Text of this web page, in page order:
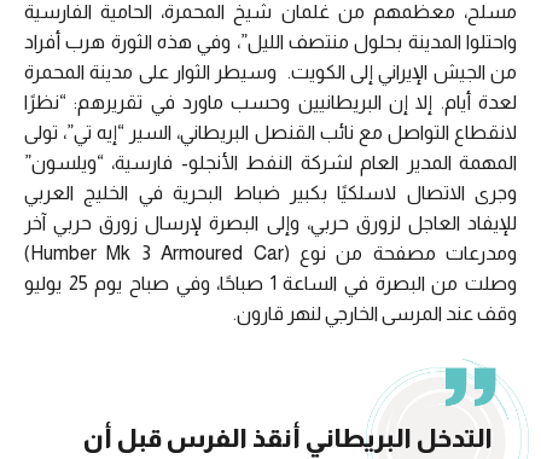
مسلح، معظمهم من غلمان شيخ المحمرة، الحامية الفارسية
واحتلوا المدينة بحلول منتصف الليل”، وفي هذه الثورة هرب أفراد
من الجيش الإيراني إلى الكويت. وسيطر الثوار على مدينة المحمرة
لعدة أيام. إلا إن البريطانيين وحسب ماورد في تقريرهم: “نظرًا
لانقطاع التواصل مع نائب القنصل البريطاني، السير “إيه تي”، تولى
المهمة المدير العام لشركة النفط الأنجلو- فارسية، “ويلسون”
وجرى الاتصال لاسلكيًا بكبير ضباط البحرية في الخليج العربي
للإيفاد العاجل لزورق حربي، وإلى البصرة لإرسال زورق حربي آخر
ومدرعات مصفحة من نوع (Humber Mk 3 Armoured Car)
وصلت من البصرة في الساعة 1 صباحًا، وفي صباح يوم 25 يوليو
وقف عند المرسى الخارجي لنهر قارون.
التدخل البريطاني أنقذ الفرس قبل أن